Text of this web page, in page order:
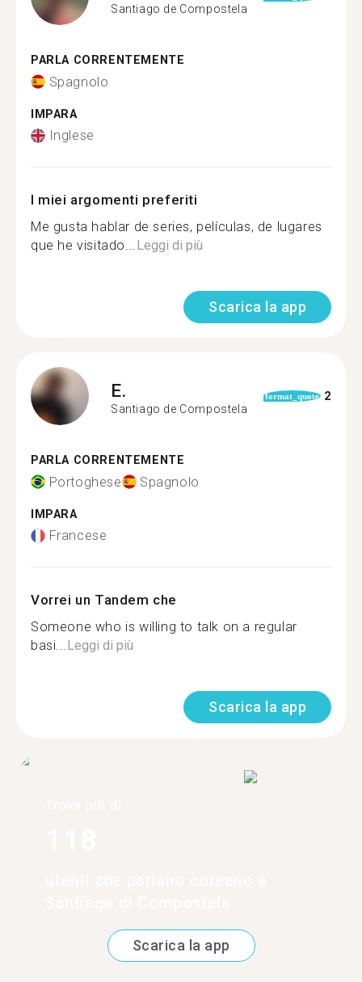
Santiago de Compostela
PARLA CORRENTEMENTE
Spagnolo
IMPARA
Inglese
I miei argomenti preferiti
Me gusta hablar de series, películas, de lugares
que he visitado...Leggi di più
Scarica la app
E.
Santiago de Compostela
format_quote 2
PARLA CORRENTEMENTE
Portoghese Spagnolo
IMPARA
Francese
Vorrei un Tandem che
Someone who is willing to talk on a regular
basi...Leggi di più
Scarica la app
Scarica la app